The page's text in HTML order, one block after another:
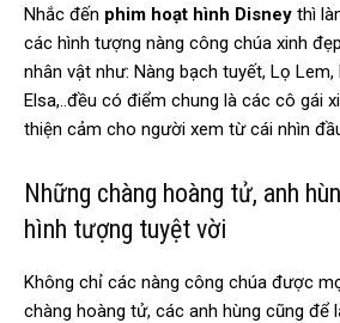
Nhắc đến phim hoạt hình Disney thì
các hình tượng nàng công chúa xinh
nhân vật như: Nàng bạch tuyết, Lọ
Elsa,..đều có điểm chung là các cô gái
thiện cảm cho người xem từ cái nhìn
Những chàng hoàng tử, anh
hình tượng tuyệt vời
Không chỉ các nàng công chúa được
chàng hoàng tử, các anh hùng cũng để